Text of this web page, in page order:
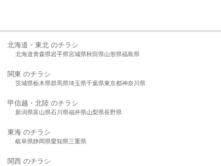
北海道・東北 のチラシ
北海道青森県岩手県宮城県秋田県山形県福島県
関東 のチラシ
茨城県栃木県群馬県埼玉県千葉県東京都神奈川県
甲信越・北陸 のチラシ
新潟県富山県石川県福井県山梨県長野県
東海 のチラシ
岐阜県静岡県愛知県三重県
関西 のチラシ